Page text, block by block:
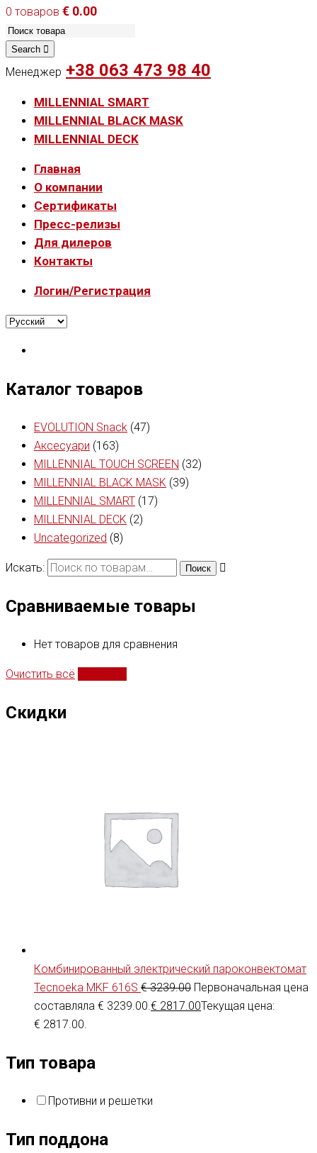
0 товаров € 0.00
Search
Менеджер +38 063 473 98 40
MILLENNIAL SMART
MILLENNIAL BLACK MASK
MILLENNIAL DECK
Главная
О компании
Сертификаты
Пресс-релизы
Для дилеров
Контакты
Логин/Регистрация
Каталог товаров
EVOLUTION Snack (47)
Аксесуари (163)
MILLENNIAL TOUCH SCREEN (32)
MILLENNIAL BLACK MASK (39)
MILLENNIAL SMART (17)
MILLENNIAL DECK (2)
Uncategorized (8)
Искать: Поиск
Сравниваемые товары
Нет товаров для сравнения
Очистить всё
Скидки
Комбинированный электрический пароконвектомат
Tecnoeka MKF 616S €3239.00 Первоначальная цена
составляла € 3239.00. € 2817.00Текущая цена:
€ 2817.00.
Тип товара
Противни и решетки
Тип поддона